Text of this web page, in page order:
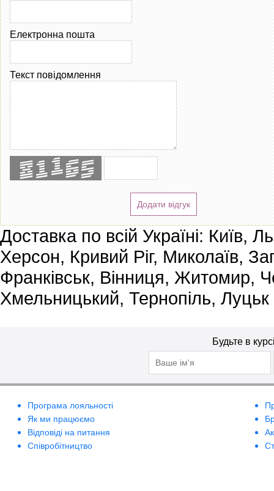
Електронна пошта
Текст повідомлення
Додати відгук
Доставка по всій Україні: Київ,
Херсон, Кривий Ріг, Миколаїв,
Франківськ, Вінниця, Житомир,
Хмельницький, Тернопіль, Луцьк
Будьте в
Програма лояльності
Як ми працюємо
Відповіді на питання
Співробітництво